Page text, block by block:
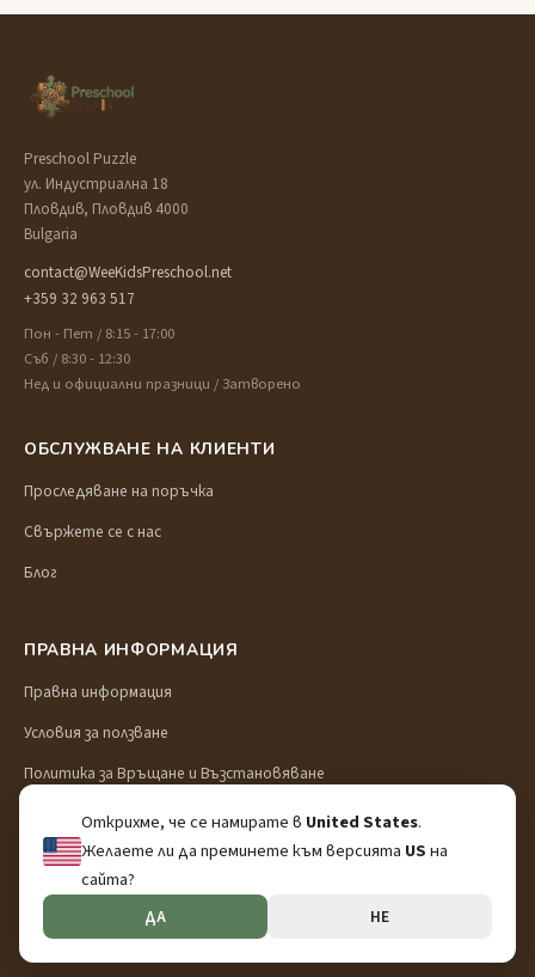
Открихме, че се намирате в United States.
Желаете ли да преминете към версията USна
сайта?
ДА НЕ
Preschool Puzzle
ул. Индустриална 18
Пловдив, Пловдив 4000
Bulgaria
contact@WeeKidsPreschool.net
+359 32 963 517
Пон - Пет / 8:15 - 17:00
Съб / 8:30 - 12:30
Нед и официални празници / Затворено
ОБСЛУЖВАНЕ НА КЛИЕНТИ
Проследяване на поръчка
Свържете се с нас
Блог
ПРАВНА ИНФОРМАЦИЯ
Правна информация
Условия за ползване
Политика за Връщане и Възстановяване
Доставка и транспорт
Политика за поверителност